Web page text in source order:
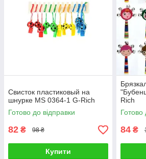
Свисток пластиковый на
шнурке MS 0364-1 G-Rich
Готово до відправки
82 ₴ 98 ₴
Купити
Rich
Готово
84 ₴